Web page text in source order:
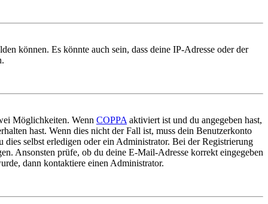
können. Es könnte auch sein, dass deine IP-Adresse oder der
Möglichkeiten. Wenn COPPA aktiviert ist und du angegeben hast,
hast. Wenn dies nicht der Fall ist, muss dein Benutzerkonto
selbst erledigen oder ein Administrator. Bei der Registrierung
Ansonsten prüfe, ob du deine E-Mail-Adresse korrekt eingegeben
dann kontaktiere einen Administrator.